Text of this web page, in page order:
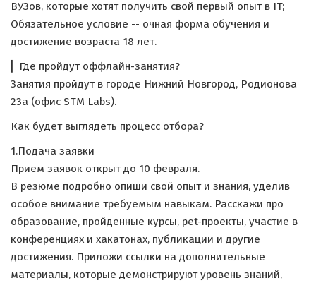
ВУЗов, которые хотят получить свой первый опыт в IT;
Обязательное условие -- очная форма обучения и
достижение возраста 18 лет.
▎Где пройдут оффлайн-занятия?
Занятия пройдут в городе Нижний Новгород, Родионова
23а (офис STM Labs).
Как будет выглядеть процесс отбора?
1.Подача заявки
Прием заявок открыт до 10 февраля.
В резюме подробно опиши свой опыт и знания, уделив
особое внимание требуемым навыкам. Расскажи про
образование, пройденные курсы, pet-проекты, участие в
конференциях и хакатонах, публикации и другие
достижения. Приложи ссылки на дополнительные
материалы, которые демонстрируют уровень знаний,